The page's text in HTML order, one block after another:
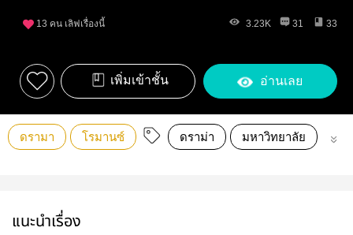
13 คน เลิฟเรื่องนี้ 3.23K 31 33
เพิ่มเข้าชั้น อ่านเลย
ดรามา โรมานซ์ ดราม่า มหาวิทยาลัย นัก
แนะนำเรื่อง